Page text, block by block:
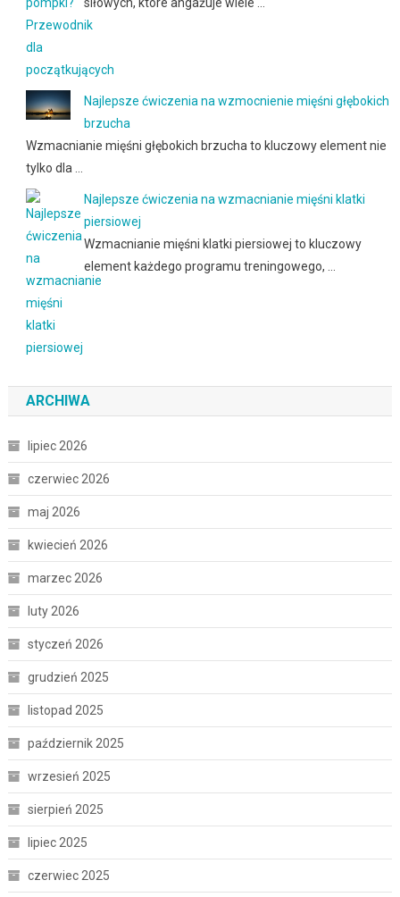
Najlepsze ćwiczenia na wzmocnienie mięśni głębokich
brzucha
Wzmacnianie mięśni głębokich brzucha to kluczowy element nie
tylko dla …
Najlepsze ćwiczenia na wzmacnianie mięśni klatki
piersiowej
Wzmacnianie mięśni klatki piersiowej to kluczowy
element każdego programu treningowego, …
ARCHIWA
lipiec 2026
czerwiec 2026
maj 2026
kwiecień 2026
marzec 2026
luty 2026
styczeń 2026
grudzień 2025
listopad 2025
październik 2025
wrzesień 2025
sierpień 2025
lipiec 2025
czerwiec 2025